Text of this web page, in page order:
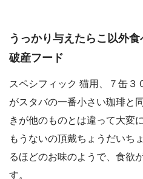
うっかり与えたらこ以外
破産フード
スペシフィック 猫用、７缶３
がスタバの一番小さい珈琲
きが他のものとは違って大変
もうないの頂戴ちょうだいち
るほどのお味のようで、食欲
す。